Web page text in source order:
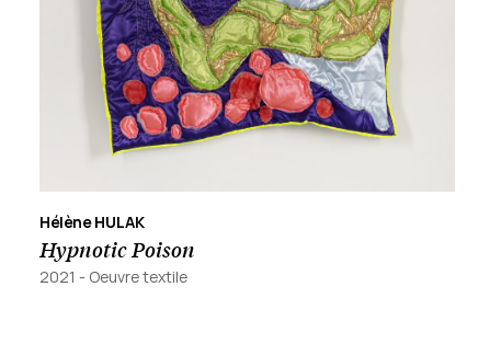
Hélène HULAK
Hypnotic Poison
2021 - Oeuvre textile